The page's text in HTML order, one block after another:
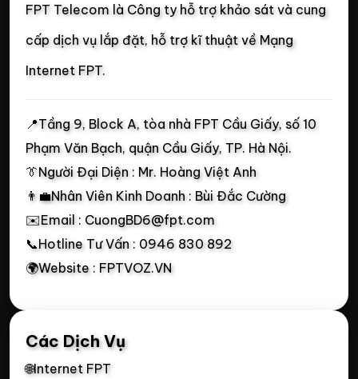
FPT Telecom là Công ty hỗ trợ khảo sát và cung
cấp dịch vụ lắp đặt, hỗ trợ kĩ thuật về Mạng
Internet FPT.
📍Tầng 9, Block A, tòa nhà FPT Cầu Giấy, số 10
Phạm Văn Bạch, quận Cầu Giấy, TP. Hà Nội.
👔Người Đại Diện : Mr. Hoàng Việt Anh
👨‍💼Nhân Viên Kinh Doanh : Bùi Đắc Cường
✉️Email : CuongBD6@fpt.com
📞Hotline Tư Vấn : 0946 830 892
🌍Website : FPTVOZ.VN
Các Dịch Vụ
🌐Internet FPT